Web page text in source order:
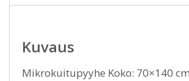
Kuvaus
Mikrokuitupyyhe Koko: 70×140